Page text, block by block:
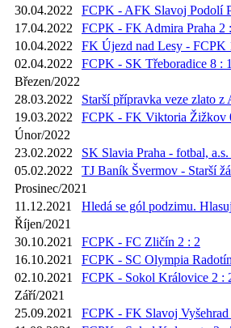
30.04.2022
FCPK - AFK Slavoj Podolí
17.04.2022
FCPK - FK Admira Praha 2
10.04.2022
FK Újezd nad Lesy - FCPK
02.04.2022
FCPK - SK Třeboradice 8 :
Březen/2022
28.03.2022
Starší přípravka veze zlato
19.03.2022
FCPK - FK Viktoria Žižkov
Únor/2022
23.02.2022
SK Slavia Praha - fotbal,
05.02.2022
TJ Baník Švermov - Starší
Prosinec/2021
11.12.2021
Hledá se gól podzimu.
Říjen/2021
30.10.2021
FCPK - FC Zličín 2 : 2
16.10.2021
FCPK - SC Olympia
02.10.2021
FCPK - Sokol Královice 2 :
Září/2021
25.09.2021
FCPK - FK Slavoj Vyšehrad